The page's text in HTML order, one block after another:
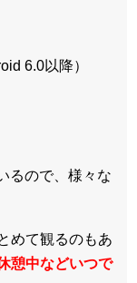
6.0以降）
るので、 様々な
めて観るのもあ
憩中などいつで